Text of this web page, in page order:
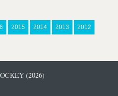
2015 2014 2013 2012
(2026)